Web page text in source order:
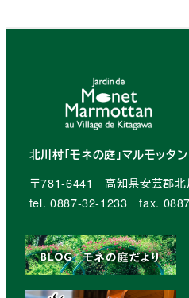
ー
北川村「モネの庭」マルモッタン
〒781-6441 高知県安芸郡北
tel. 0887-32-1233 fax.